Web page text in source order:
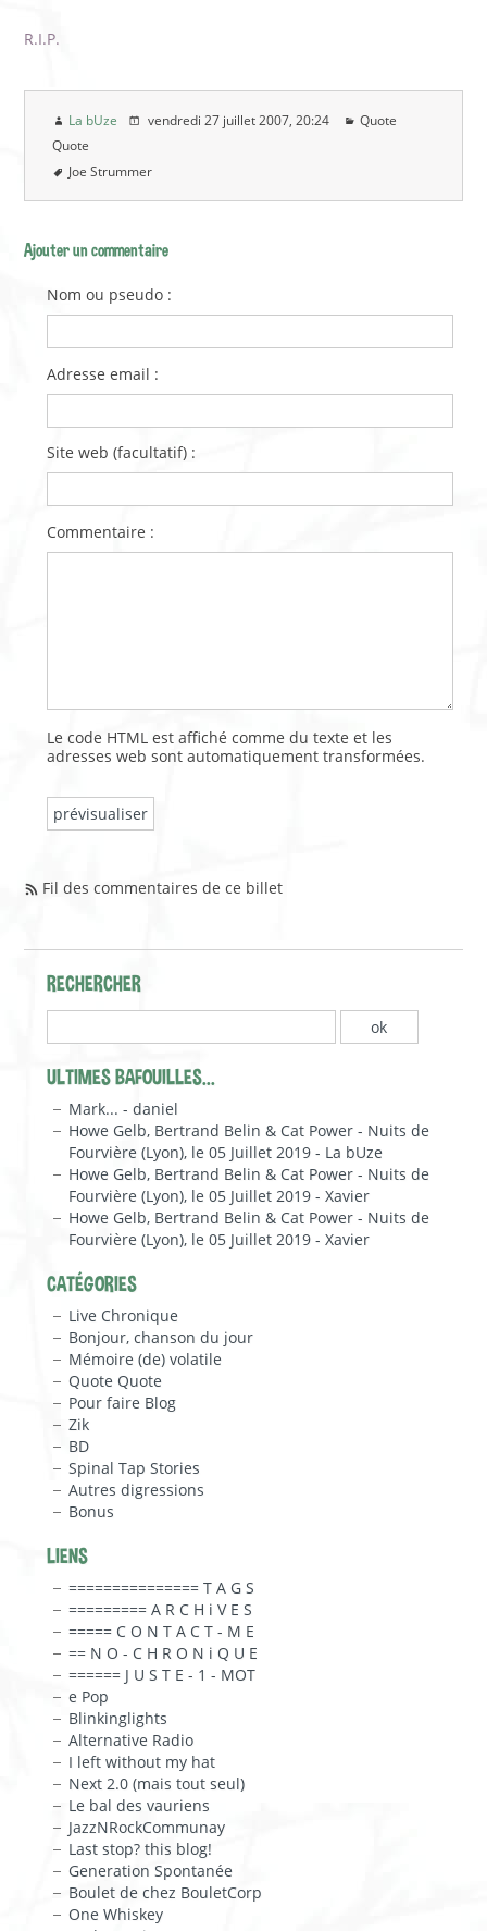
R.I.P.
La bUze vendredi 27 juillet 2007 , 20:24
Quote
Quote
Joe Strummer
Ajouter un commentaire
Nom ou pseudo :
Adresse email :
Site web (facultatif) :
Commentaire :
Le code HTML est affiché comme du texte et les
adresses web sont automatiquement transformées.
Fil des commentaires de ce billet
RECHERCHER
ULTIMES BAFOUILLES...
Mark... - daniel
Howe Gelb, Bertrand Belin & Cat Power - Nuits de
Fourvière (Lyon), le 05 Juillet 2019 - La bUze
Howe Gelb, Bertrand Belin & Cat Power - Nuits de
Fourvière (Lyon), le 05 Juillet 2019 - Xavier
Howe Gelb, Bertrand Belin & Cat Power - Nuits de
Fourvière (Lyon), le 05 Juillet 2019 - Xavier
CATÉGORIES
Live Chronique
Bonjour, chanson du jour
Mémoire (de) volatile
Quote Quote
Pour faire Blog
Zik
BD
Spinal Tap Stories
Autres digressions
Bonus
LIENS
=============== T A G S
========= A R C H i V E S
===== C O N T A C T - M E
== N O - C H R O N i Q U E
====== J U S T E - 1 - MOT
e Pop
Blinkinglights
Alternative Radio
I left without my hat
Next 2.0 (mais tout seul)
Le bal des vauriens
JazzNRockCommunay
Last stop? this blog!
Generation Spontanée
Boulet de chez BouletCorp
One Whiskey